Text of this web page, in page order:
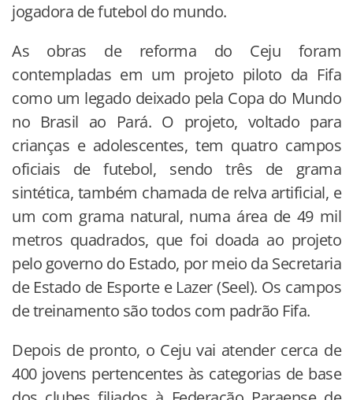
jogadora de futebol do mundo.
As obras de reforma do Ceju foram
contempladas em um projeto piloto da Fifa
como um legado deixado pela Copa do Mundo
no Brasil ao Pará. O projeto, voltado para
crianças e adolescentes, tem quatro campos
oficiais de futebol, sendo três de grama
sintética, também chamada de relva artificial, e
um com grama natural, numa área de 49 mil
metros quadrados, que foi doada ao projeto
pelo governo do Estado, por meio da Secretaria
de Estado de Esporte e Lazer (Seel). Os campos
de treinamento são todos com padrão Fifa.
Depois de pronto, o Ceju vai atender cerca de
400 jovens pertencentes às categorias de base